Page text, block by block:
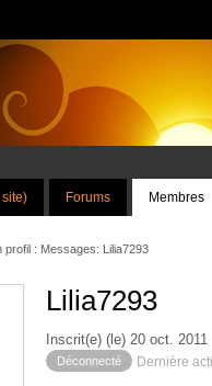
Forums Membres
profil : Messages: Lilia7293
Lilia7293
Inscrit(e) (le) 20 oct. 2011
Déconnecté Dernière